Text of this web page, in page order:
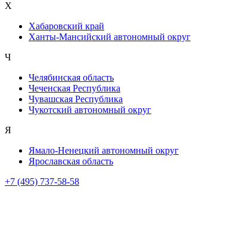
Х
Хабаровский край
Ханты-Мансийский автономный округ
Ч
Челябинская область
Чеченская Республика
Чувашская Республика
Чукотский автономный округ
Я
Ямало-Ненецкий автономный округ
Ярославская область
+7 (495) 737-58-58